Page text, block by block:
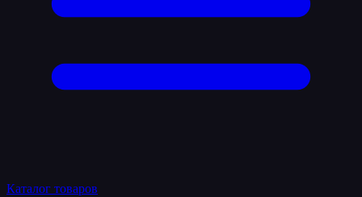
Каталог товаров